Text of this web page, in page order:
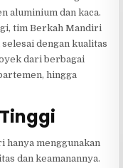
aluminium dan kaca.
tim Berkah Mandiri
dengan kualitas
dari berbagai
hingga
hanya menggunakan
dan keamanannya.